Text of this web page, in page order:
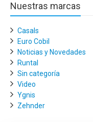
Nuestras marcas
Casals
Euro Cobil
Noticias y Novedades
Runtal
Sin categoría
Video
Ygnis
Zehnder